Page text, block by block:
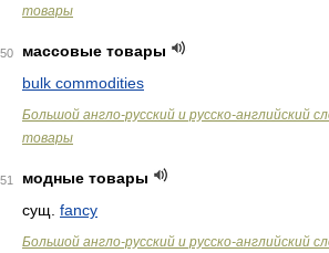
товары
50
массовые товары
bulk commodities
Большой англо-русский и русско-английский
товары
51
модные товары
сущ. fancy
Большой англо-русский и русско-английский